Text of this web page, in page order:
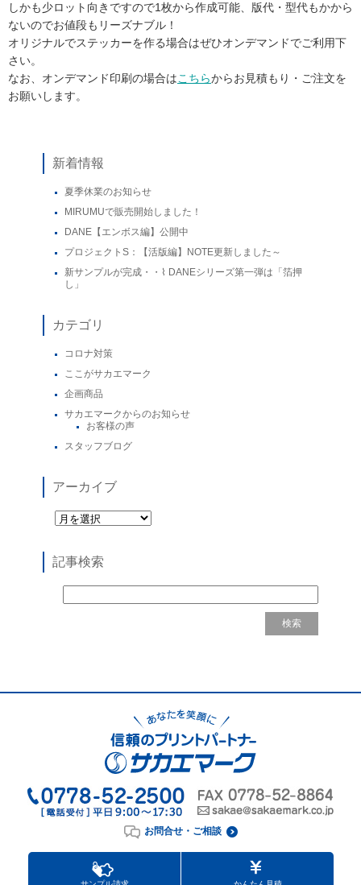
しかも少ロット向きですので1枚から作成可能、版代・型代もかから
ないのでお値段もリーズナブル！
オリジナルでステッカーを作る場合はぜひオンデマンドでご利用下
さい。
なお、オンデマンド印刷の場合はこちらからお見積もり・ご注文を
お願いします。
新着情報
夏季休業のお知らせ
MIRUMUで販売開始しました！
DANE【エンボス編】公開中
プロジェクトS：【活版編】NOTE更新しました～
新サンプルが完成・・⌇ DANEシリーズ第一弾は「箔押
し」
カテゴリ
コロナ対策
ここがサカエマーク
企画商品
サカエマークからのお知らせ
お客様の声
スタッフブログ
アーカイブ
記事検索
お問合せ・ご相談